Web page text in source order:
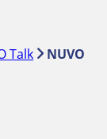
Talk
NUVO